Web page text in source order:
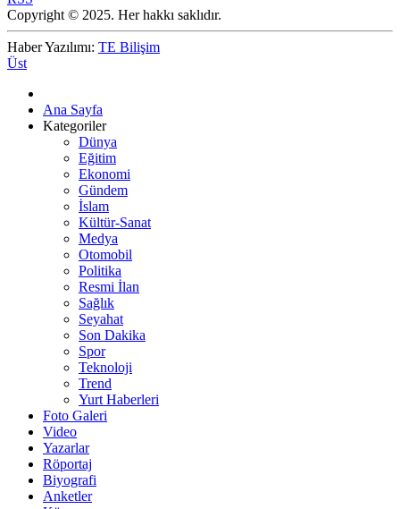
Copyright © 2025. Her hakkı saklıdır.
Haber Yazılımı: TE Bilişim
Üst
Ana Sayfa
Kategoriler
Dünya
Eğitim
Ekonomi
Gündem
İslam
Kültür-Sanat
Medya
Otomobil
Politika
Resmi İlan
Sağlık
Seyahat
Son Dakika
Spor
Teknoloji
Trend
Yurt Haberleri
Foto Galeri
Video
Yazarlar
Röportaj
Biyografi
Anketler